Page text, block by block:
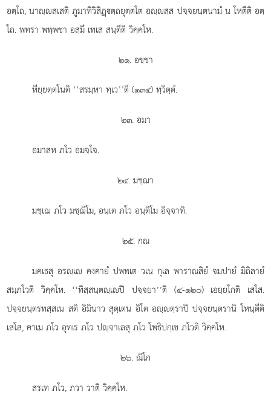
อตฺโถ, นาฺสฺเสติ ภูมาทิวิสิฏฺตฺถยุตฺตโต อฺสฺส ปจฺจยนฺตนามํ น โหตีติ อตฺ
โถ. พทรา พพฺพชา อสฺมึ เทเส สนฺตีติ วิคฺคโห.
๒๑. อชฺชา
หียฺยตฺตโนติ ‘‘สรมฺหา ทฺเว’’ติ (๑๓๔) ทฺวิตฺตํ.
๒๓. อมา
อมาสห ภโว อมจฺโจ.
๒๔. มชฺฌา
มชฺเฌ ภโว มชฺฌิโม, อนฺเต ภโว อนฺติโม อิจฺจาทิ.
๒๕. กณ
มคเธสุ อรฺเ คงฺคายํ ปพฺพเต วเน กุเล พาราณสิยํ จมฺปายํ มิถิลายํ
สมฺภโวติ วิคฺคโห. ‘‘ทิสฺสนฺตฺเปิ ปจฺจยา’’ติ (๔-๑๒๐) เอยฺยโกติ เสโส.
ปจฺจยนฺตรทสฺสเน สติ อิมินาว สุตฺเตน อิโต อฺตฺราปิ ปจฺจยนฺตรานิ โหนฺตีติ
เสโส, คาเม ภโว อุทเร ภโว ปฺจาเลสุ ภโว โพธิปกฺเข ภโวติ วิคฺคโห.
๒๖. ณิโก
สรเท ภโว, ภวา วาติ วิคฺคโห.